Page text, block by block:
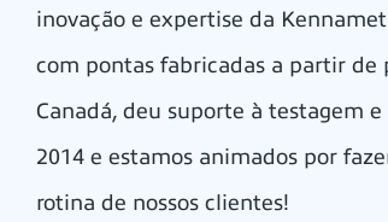
inovação e expertise da
com pontas fabricadas a partir de
Canadá, deu suporte à testagem
2014 e estamos animados por
rotina de nossos clientes!